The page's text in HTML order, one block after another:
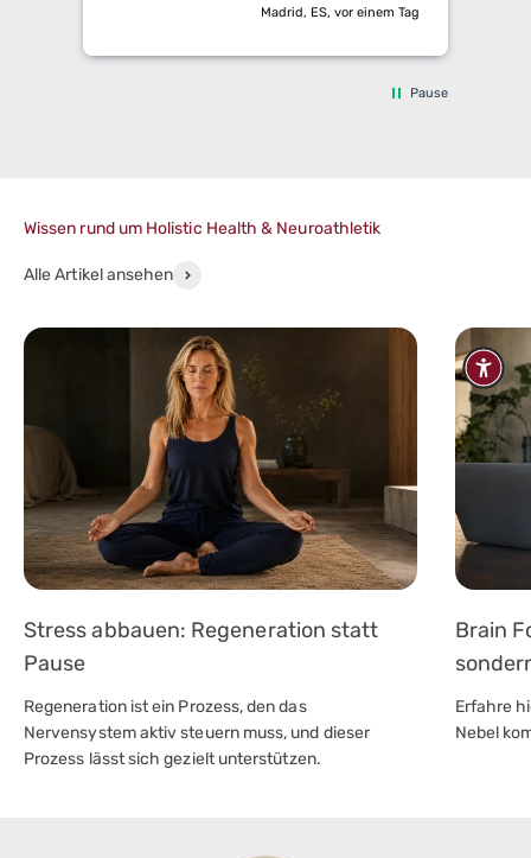
D3 finde ich auch super in der Spray
Madrid, ES, vor einem Tag
Pause
Wissen rund um Holistic Health & Neuroathletik
Alle Artikel ansehen
Stress abbauen: Regeneration statt
Pause
Regeneration ist ein Prozess, den das
Nervensystem aktiv steuern muss, und dieser
Prozess lässt sich gezielt unterstützen.
Brain
Erfahre
Nebel